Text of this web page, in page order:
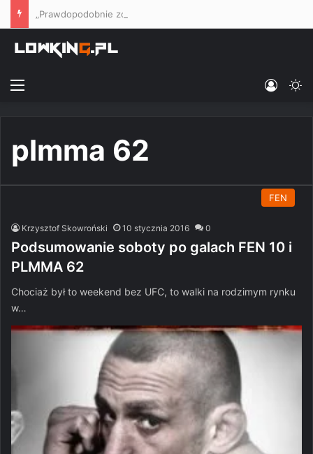
Menu Log In
plmma 62
FEN
Krzysztof Skowroński 10 stycznia 2016 0
Podsumowanie soboty po galach FEN 10 i
PLMMA 62
Chociaż był to weekend bez UFC, to walki na rodzimym rynku
w…